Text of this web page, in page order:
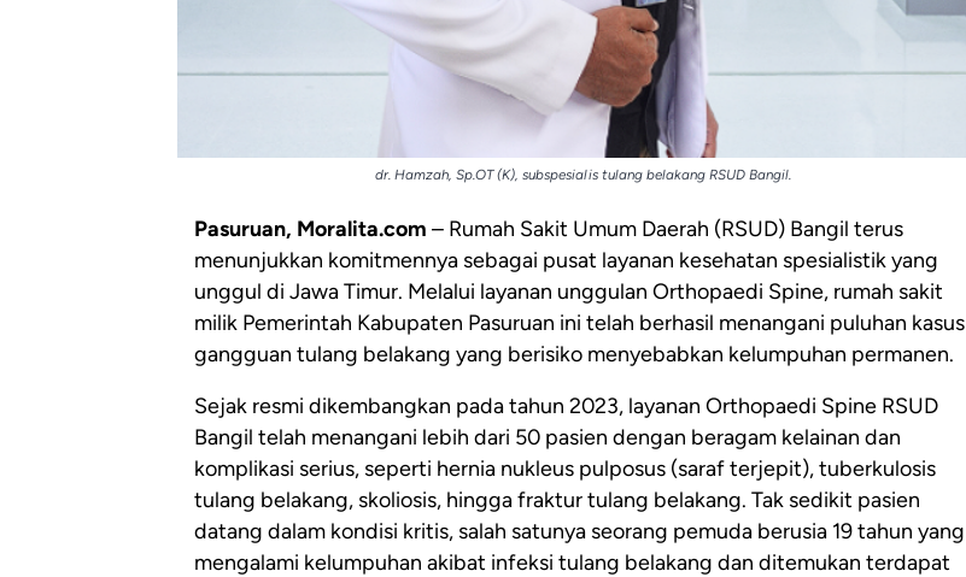
dr. Hamzah, Sp.OT (K), subspesialis tulang belakang RSUD Bangil.
Pasuruan, Moralita.com – Rumah Sakit Umum Daerah (RSUD) Bangil terus
menunjukkan komitmennya sebagai pusat layanan kesehatan spesialistik yang
unggul di Jawa Timur. Melalui layanan unggulan Orthopaedi Spine, rumah sakit
milik Pemerintah Kabupaten Pasuruan ini telah berhasil menangani puluhan kasus
gangguan tulang belakang yang berisiko menyebabkan kelumpuhan permanen.
Sejak resmi dikembangkan pada tahun 2023, layanan Orthopaedi Spine RSUD
Bangil telah menangani lebih dari 50 pasien dengan beragam kelainan dan
komplikasi serius, seperti hernia nukleus pulposus (saraf terjepit), tuberkulosis
tulang belakang, skoliosis, hingga fraktur tulang belakang. Tak sedikit pasien
datang dalam kondisi kritis, salah satunya seorang pemuda berusia 19 tahun yang
mengalami kelumpuhan akibat infeksi tulang belakang dan ditemukan terdapat